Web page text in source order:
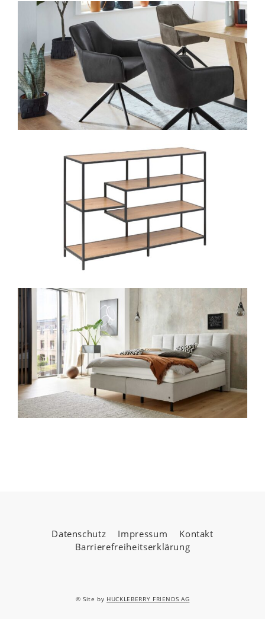
Datenschutz Impressum
Kontakt
Barrierefreiheitserklärung
© Site by HUCKLEBERRY FRIENDS AG